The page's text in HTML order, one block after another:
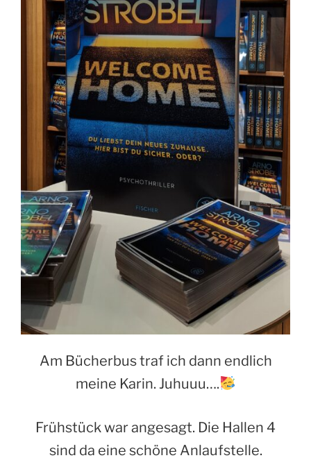
Am Bücherbus traf ich dann endlich
meine Karin. Juhuuu….
Frühstück war angesagt. Die Hallen 4
sind da eine schöne Anlaufstelle.